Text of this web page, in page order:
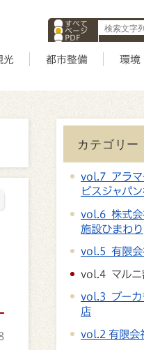
すべて
ページ
PDF
ID
光 都市整備 環境
カテゴリー
vol.7 アラマ
ビスジャパ
vol.6 株式会
施設ひまわり
vol.5 有限会
vol.4 マルニ
vol.3 ブーカ
店
vol.2 有限会